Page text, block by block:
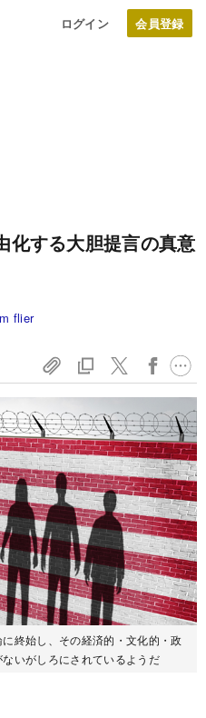
ログイン
化する大胆提言の真意
flier
終始し、その経済的・文化的・政
いがしろにされているようだ